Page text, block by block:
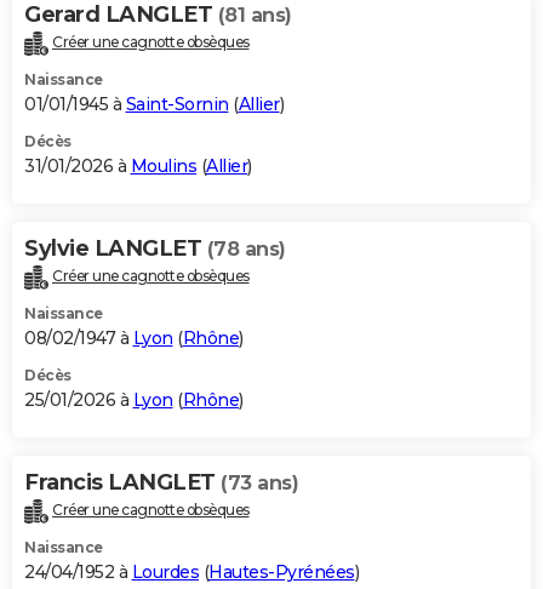
Gerard LANGLET (81 ans)
Créer une cagnotte obsèques
Naissance
01/01/1945 à Saint-Sornin (Allier)
Décès
31/01/2026 à Moulins (Allier)
Sylvie LANGLET (78 ans)
Créer une cagnotte obsèques
Naissance
08/02/1947 à Lyon (Rhône)
Décès
25/01/2026 à Lyon (Rhône)
Francis LANGLET (73 ans)
Créer une cagnotte obsèques
Naissance
24/04/1952 à Lourdes (Hautes-Pyrénées)